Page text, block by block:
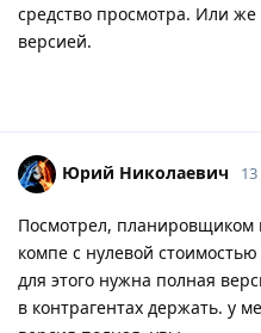
средство просмотра. Или же
версией.
Юрий Николаевич
Посмотрел, планировщиком
компе с нулевой
для этого нужна полная
в контрагентах держать. у